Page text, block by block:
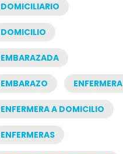
DOMICILIARIO
DOMICILIO
EMBARAZADA
EMBARAZO ENFERMERA
ENFERMERA A DOMICILIO
ENFERMERAS